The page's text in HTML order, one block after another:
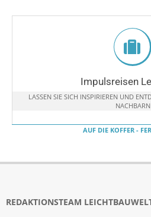
Impulsreisen
LASSEN SIE SICH INSPIRIEREN UND
NACHBARN
AUF DIE KOFFER -
REDAKTIONSTEAM